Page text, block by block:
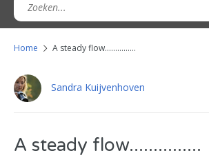
Home A steady flow...............
Sandra Kuijvenhoven
A steady flow...............